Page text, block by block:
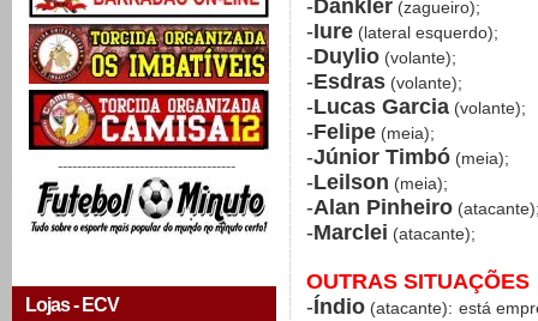
-------------------------------------
Lojas - ECV
-Dankler (zagueiro);
-Iure (lateral esquerdo);
-Duylio (volante);
-Esdras (volante);
-Lucas Garcia (volante);
-Felipe (meia);
-Júnior Timbó (meia);
-Leilson (meia);
-Alan Pinheiro
-Marclei (atacante);
OUTRAS SITUAÇÕES
-Índio (atacante): está